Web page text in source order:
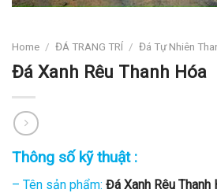
Home / ĐÁ TRANG TRÍ / Đá Tự Nhiên
Đá Xanh Rêu Thanh Hóa
Thông số kỹ thuật :
– Tên sản phẩm: Đá Xanh Rêu Thanh